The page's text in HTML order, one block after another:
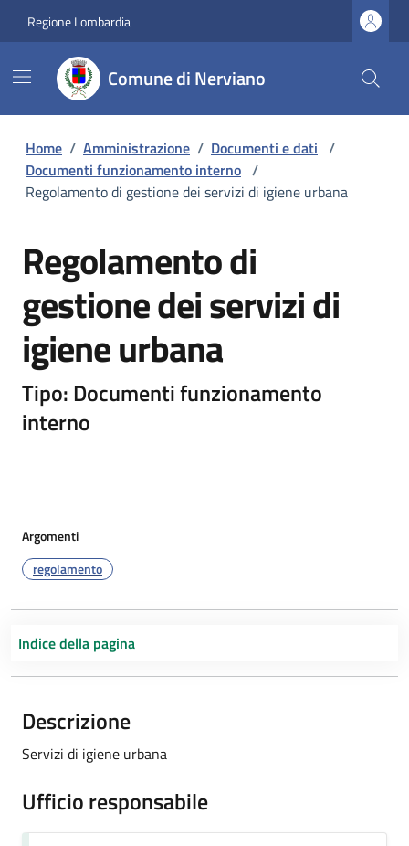
Regione Lombardia
Comune di Nerviano
Home / Amministrazione / Documenti e dati /
Documenti funzionamento interno /
Regolamento di gestione dei servizi di igiene urbana
Regolamento di
gestione dei servizi di
igiene urbana
Tipo: Documenti funzionamento
interno
Argomenti
regolamento
Indice della pagina
Descrizione
Servizi di igiene urbana
Ufficio responsabile